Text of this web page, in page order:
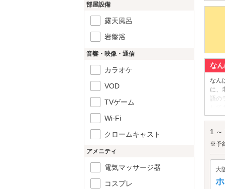
な
なん
に、
語の
し
笑い
1 ～
※予
大
部屋設備
露天風呂
岩盤浴
音響・映像・通信
カラオケ
VOD
TVゲーム
Wi-Fi
クロームキャスト
アメニティ
電気マッサージ器
コスプレ